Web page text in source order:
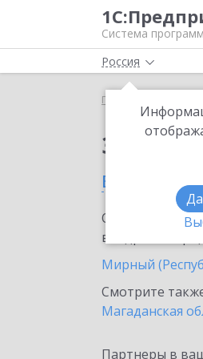
Система программ
Россия
Главная
в
Ознакомьтесь
внедрение
Мирный
Смотрите
Магаданская
Партнеры в